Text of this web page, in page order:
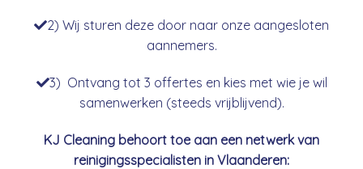
2) Wij sturen deze door naar onze aangesloten
aannemers.
3) Ontvang tot 3 offertes en kies met wie je wil
samenwerken (steeds vrijblijvend).
KJ Cleaning behoort toe aan een netwerk van
reinigingsspecialisten in Vlaanderen: